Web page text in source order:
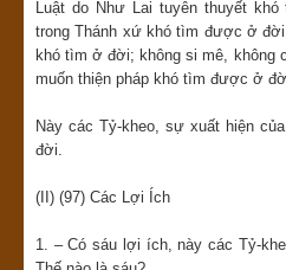
Luật do Như Lai tuyên thuyết
trong Thánh xứ khó tìm được ở
khó tìm ở đời; không si mê, không
muốn thiện pháp khó tìm được ở
Này các Tỷ-kheo, sự xuất hiện
đời.
(II) (97) Các Lợi Ích
1. – Có sáu lợi ích, này các Tỷ-